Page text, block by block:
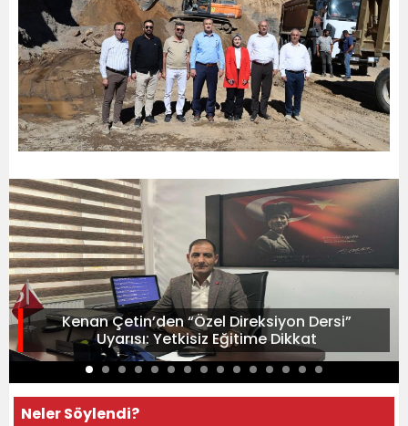
Kenan Çetin’den “Özel Direksiyon Dersi”
Uyarısı: Yetkisiz Eğitime Dikkat
Neler Söylendi?